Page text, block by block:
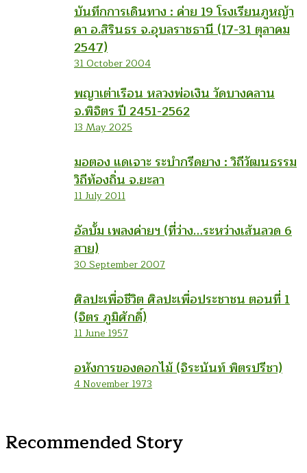
บันทึกการเดินทาง : ค่าย 19 โรงเรียนภูหญ้า
คา อ.สิรินธร จ.อุบลราชธานี (17-31 ตุลาคม
2547)
31 October 2004
พญาเต่าเรือน หลวงพ่อเงิน วัดบางคลาน
จ.พิจิตร ปี 2451-2562
13 May 2025
มอตอง แดเจาะ ระบำกรีดยาง : วิถีวัฒนธรรม
วิถีท้องถิ่น จ.ยะลา
11 July 2011
อัลบั้ม เพลงค่ายฯ (ที่ว่าง…ระหว่างเส้นลวด 6
สาย)
30 September 2007
ศิลปะเพื่อชีวิต ศิลปะเพื่อประชาชน ตอนที่ 1
(จิตร ภูมิศักดิ์)
11 June 1957
อหังการของดอกไม้ (จิระนันท์ พิตรปรีชา)
4 November 1973
Recommended Story